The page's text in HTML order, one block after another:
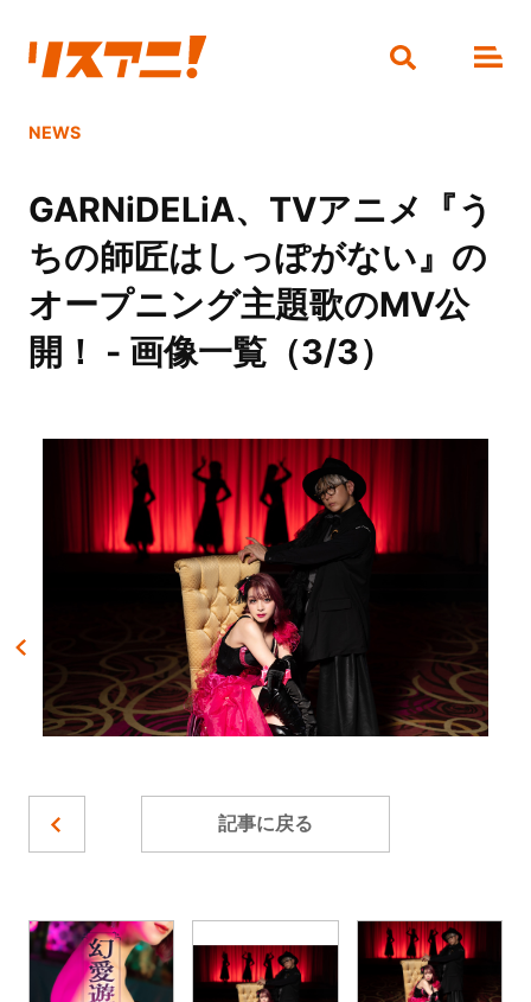
NEWS
GARNiDELiA、TVアニメ『う
ちの師匠はしっぽがない』の
オープニング主題歌のMV公
開！ - 画像一覧（3/3）
記事に戻る